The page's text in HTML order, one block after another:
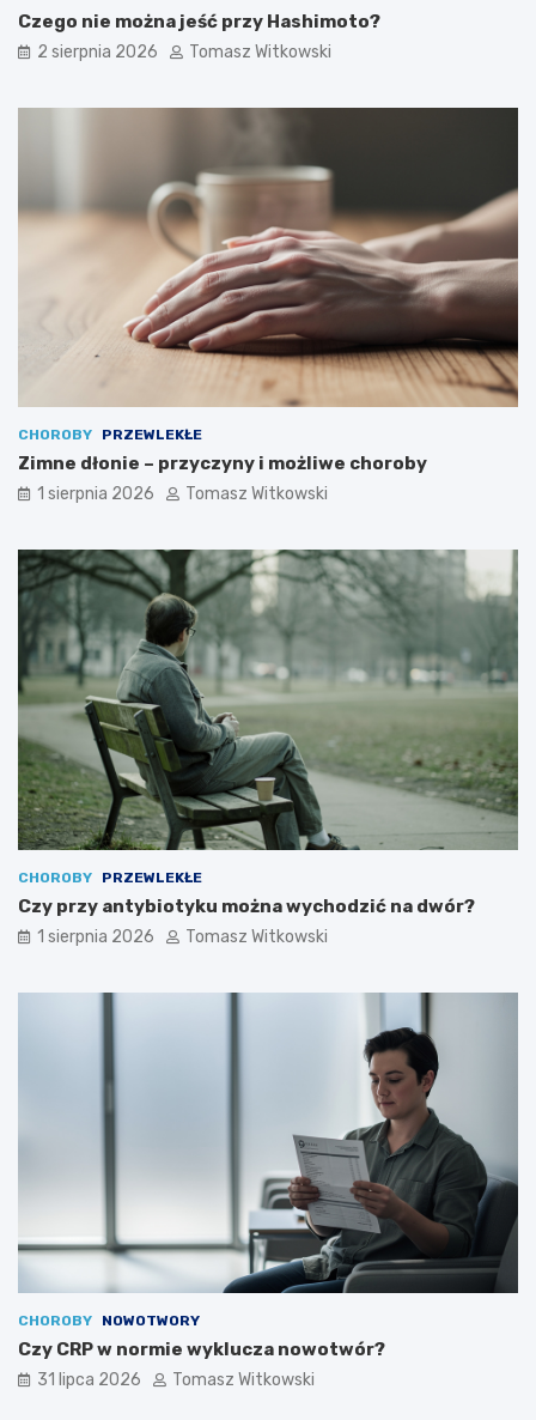
Czego nie można jeść przy Hashimoto?
2 sierpnia 2026 Tomasz Witkowski
CHOROBY PRZEWLEKŁE
Zimne dłonie – przyczyny i możliwe choroby
1 sierpnia 2026 Tomasz Witkowski
CHOROBY PRZEWLEKŁE
Czy przy antybiotyku można wychodzić na dwór?
1 sierpnia 2026 Tomasz Witkowski
CHOROBY NOWOTWORY
Czy CRP w normie wyklucza nowotwór?
31 lipca 2026 Tomasz Witkowski